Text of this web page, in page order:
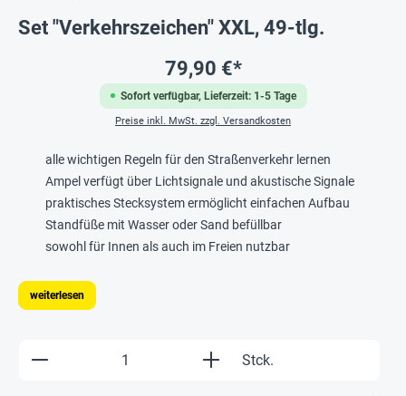
Set "Verkehrszeichen" XXL, 49-tlg.
Sofort verfügbar, Lieferzeit: 1-5 Tage
79,90 €*
Preise inkl. MwSt. zzgl. Versandkosten
alle wichtigen Regeln für den Straßenverkehr lernen
Ampel verfügt über Lichtsignale und akustische Signale
praktisches Stecksystem ermöglicht einfachen Aufbau
Standfüße mit Wasser oder Sand befüllbar
sowohl für Innen als auch im Freien nutzbar
weiterlesen
Produkt Anzahl: Gib den gewünschten
Stck.